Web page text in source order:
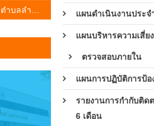
แผนดำเนินงานประจ
แผนบริหารความเสี่ยง
ตรวจสอบภายใน
แผนการปฏิบัติการป้อ
รายงานการกำกับติด
6 เดือน